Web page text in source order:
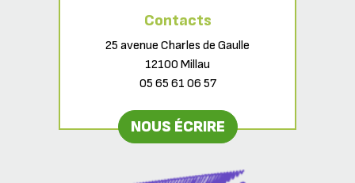
Contacts
25 avenue Charles de Gaulle
12100 Millau
05 65 61 06 57
NOUS ÉCRIRE